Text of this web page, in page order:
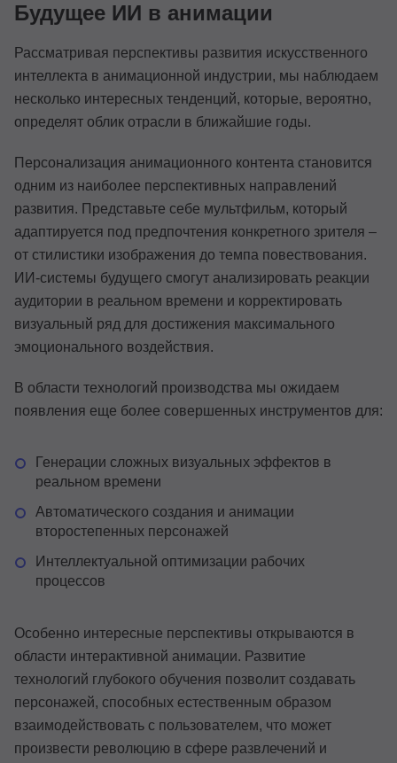
Будущее ИИ в анимации
Рассматривая перспективы развития искусственного
интеллекта в анимационной индустрии, мы наблюдаем
несколько интересных тенденций, которые, вероятно,
определят облик отрасли в ближайшие годы.
Персонализация анимационного контента становится
одним из наиболее перспективных направлений
развития. Представьте себе мультфильм, который
адаптируется под предпочтения конкретного зрителя –
от стилистики изображения до темпа повествования.
ИИ-системы будущего смогут анализировать реакции
аудитории в реальном времени и корректировать
визуальный ряд для достижения максимального
эмоционального воздействия.
В области технологий производства мы ожидаем
появления еще более совершенных инструментов для:
Генерации сложных визуальных эффектов в
реальном времени
Автоматического создания и анимации
второстепенных персонажей
Интеллектуальной оптимизации рабочих
процессов
Особенно интересные перспективы открываются в
области интерактивной анимации. Развитие
технологий глубокого обучения позволит создавать
персонажей, способных естественным образом
взаимодействовать с пользователем, что может
произвести революцию в сфере развлечений и